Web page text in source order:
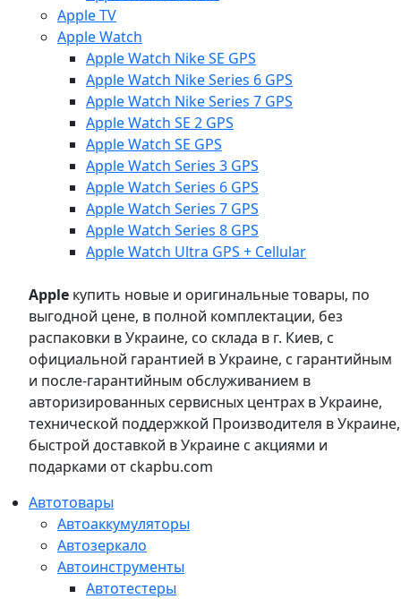
Apple TV
Apple Watch
Apple Watch Nike SE GPS
Apple Watch Nike Series 6 GPS
Apple Watch Nike Series 7 GPS
Apple Watch SE 2 GPS
Apple Watch SE GPS
Apple Watch Series 3 GPS
Apple Watch Series 6 GPS
Apple Watch Series 7 GPS
Apple Watch Series 8 GPS
Apple Watch Ultra GPS + Cellular
Apple купить новые и оригинальные товары, по
выгодной цене, в полной комплектации, без
распаковки в Украине, со склада в г. Киев, с
официальной гарантией в Украине, с гарантийным
и после-гарантийным обслуживанием в
авторизированных сервисных центрах в Украине,
технической поддержкой Производителя в Украине,
быстрой доставкой в Украине с акциями и
подарками от ckapbu.com
Автотовары
Автоаккумуляторы
Автозеркало
Автоинструменты
Автотестеры